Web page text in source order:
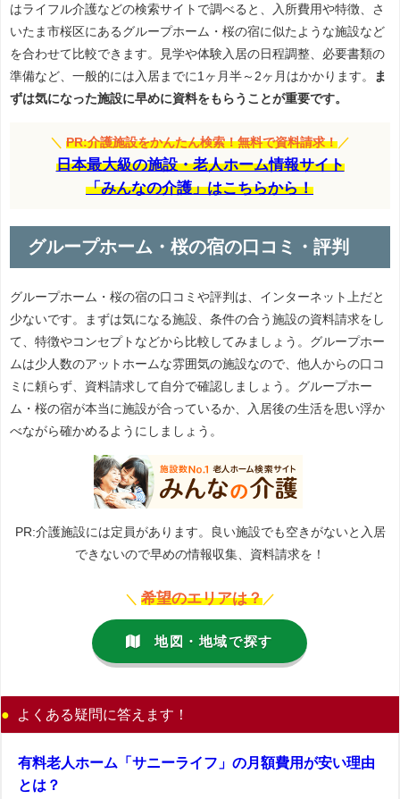
はライフル介護などの検索サイトで調べると、入所費用や特徴、さ
いたま市桜区にあるグループホーム・桜の宿に似たような施設など
を合わせて比較できます。見学や体験入居の日程調整、必要書類の
準備など、一般的には入居までに1ヶ月半～2ヶ月はかかります。
ま
ずは気になった施設に早めに資料をもらうことが重要です。
＼ PR:介護施設をかんたん検索！無料で資料請求！ ／
日本最大級の施設・老人ホーム情報サイト
「みんなの介護」はこちらから！
グループホーム・桜の宿の口コミ・評判
グループホーム・桜の宿の口コミや評判は、インターネット上だと
少ないです。まずは気になる施設、条件の合う施設の資料請求をし
て、特徴やコンセプトなどから比較してみましょう。グループホー
ムは少人数のアットホームな雰囲気の施設なので、他人からの口コ
ミに頼らず、資料請求して自分で確認しましょう。グループホー
ム・桜の宿が本当に施設が合っているか、入居後の生活を思い浮か
べながら確かめるようにしましょう。
PR:介護施設には定員があります。良い施設でも空きがないと入居
できないので早めの情報収集、資料請求を！
＼ 希望のエリアは？ ／
地図・地域で探す
よくある疑問に答えます！
有料老人ホーム「サニーライフ」の月額費用が安い理由
とは？